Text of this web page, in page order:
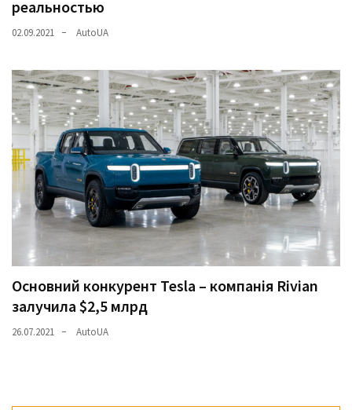
реальностью
02.09.2021 AutoUA
Основний конкурент Tesla – компанія Rivian
залучила $2,5 млрд
26.07.2021 AutoUA